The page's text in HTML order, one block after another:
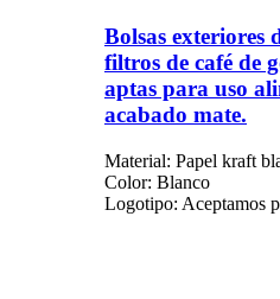
Bolsas exteriores
filtros de café de
aptas para uso
acabado mate.
Material: Papel kraft
Color: Blanco
Logotipo: Aceptamos